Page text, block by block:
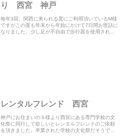
り 西宮 神戸
毎年3回、関西に来られる度にご利用頂いているM様
ですがこの度も年末から年始にかけて7日間お世話に
なりました。少し足が不自由で歩行器を使用されて
レンタルフレンド 西宮
神戸にお住まいのＳ様より西宮にある専門学校の文
化祭に同行して欲しいとレンタルフレンドのご依頼
を頂きました。卒業された学校の文化祭だそうで案